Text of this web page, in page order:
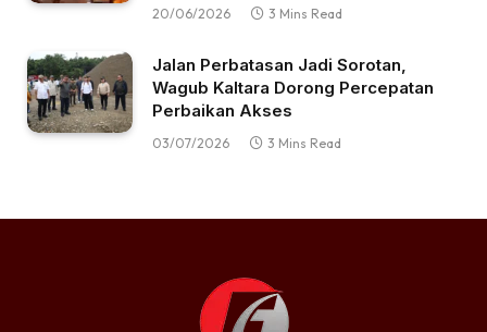
20/06/2026 3 Mins Read
Jalan Perbatasan Jadi Sorotan,
Wagub Kaltara Dorong Percepatan
Perbaikan Akses
03/07/2026 3 Mins Read